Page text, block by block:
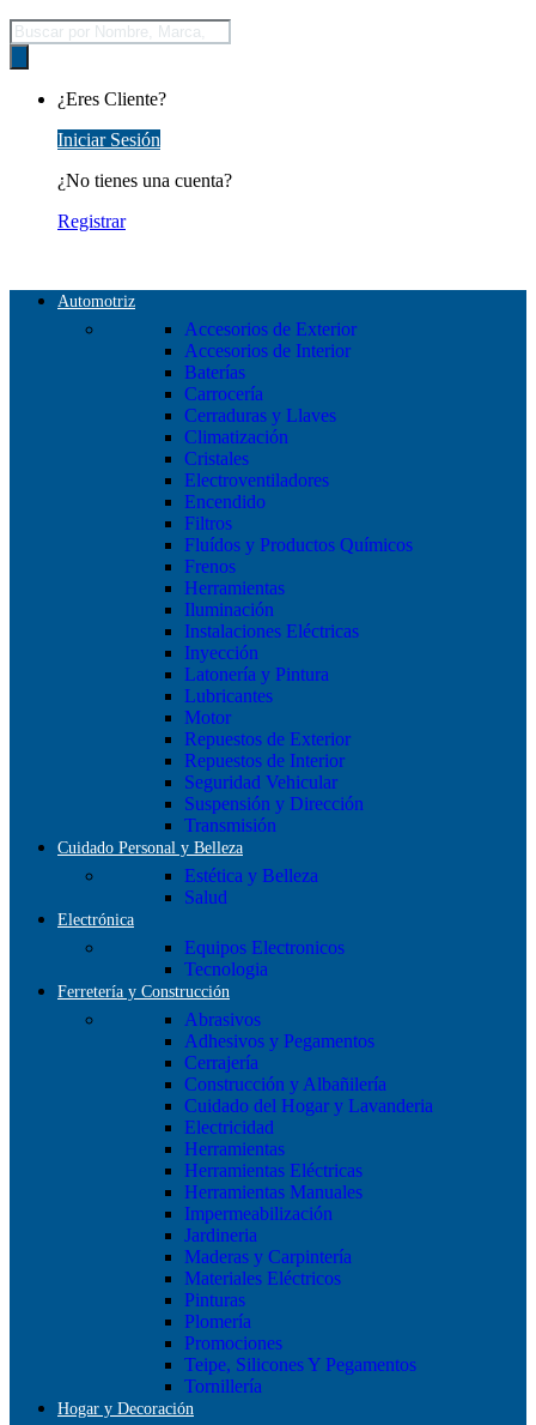
Búsqueda
de
productos
¿Eres Cliente?
Iniciar Sesión
¿No tienes una cuenta?
Registrar
Automotriz
Accesorios de Exterior
Accesorios de Interior
Baterías
Carrocería
Cerraduras y Llaves
Climatización
Cristales
Electroventiladores
Encendido
Filtros
Fluídos y Productos Químicos
Frenos
Herramientas
Iluminación
Instalaciones Eléctricas
Inyección
Latonería y Pintura
Lubricantes
Motor
Repuestos de Exterior
Repuestos de Interior
Seguridad Vehicular
Suspensión y Dirección
Transmisión
Cuidado Personal y Belleza
Estética y Belleza
Salud
Electrónica
Equipos Electronicos
Tecnologia
Ferretería y Construcción
Abrasivos
Adhesivos y Pegamentos
Cerrajería
Construcción y Albañilería
Cuidado del Hogar y Lavanderia
Electricidad
Herramientas
Herramientas Eléctricas
Herramientas Manuales
Impermeabilización
Jardineria
Maderas y Carpintería
Materiales Eléctricos
Pinturas
Plomería
Promociones
Teipe, Silicones Y Pegamentos
Tornillería
Hogar y Decoración